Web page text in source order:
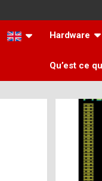
Hardware
Qu’est ce